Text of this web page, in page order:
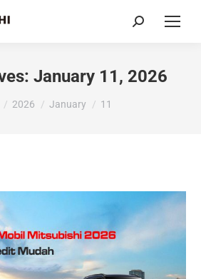
Search:
January 11, 2026
here:
2026 January 11